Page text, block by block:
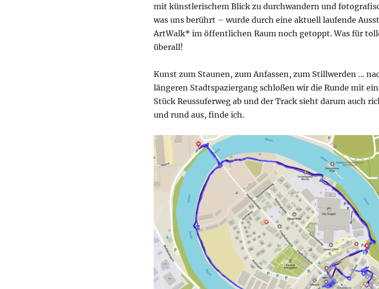
mit künstlerischem Blick zu durchwandern und
was uns berührt – wurde durch eine aktuell laufende
ArtWalk* im öffentlichen Raum noch getoppt. Was für
überall!
Kunst zum Staunen, zum Anfassen, zum Stillwerden …
längeren Stadtspaziergang schloßen wir die Runde mit
Stück Reussuferweg ab und der Track sieht darum auch
und rund aus, finde ich.